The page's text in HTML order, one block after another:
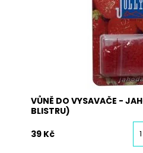
Skladem
3042
VŮNĚ DO VYSAVAČE -
BLISTRU)
39 Kč